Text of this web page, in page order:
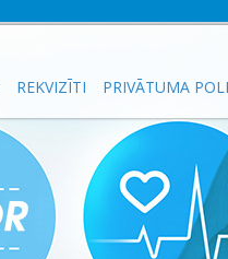
REKVIZĪTI PRIVĀTUMA